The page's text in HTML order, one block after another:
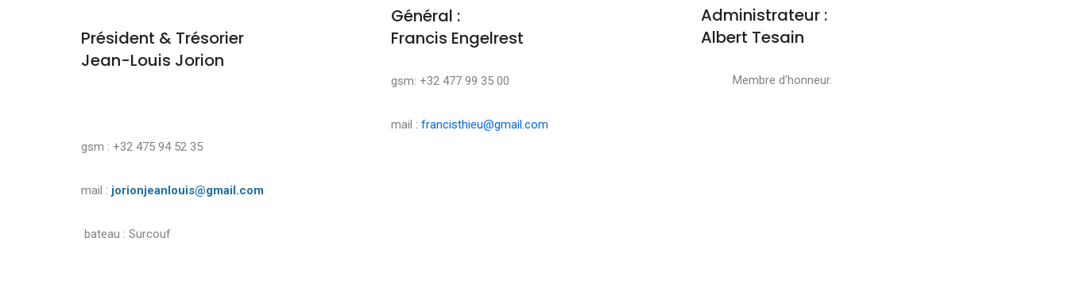
Président & Trésorier
Jean-Louis Jorion
gsm : +32 475 94 52 35
mail : jorionjeanlouis@gmail.com
bateau : Surcouf
Général :
Francis Engelrest
gsm: +32 477 99 35 00
mail : francisthieu@gmail.com
Administrateur :
Albert Tesain
Membre d'honneur.